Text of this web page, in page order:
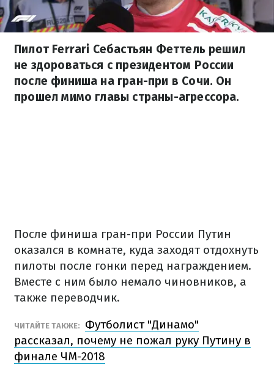
Пилот Ferrari Себастьян Феттель решил
не здороваться с президентом России
после финиша на гран-при в Сочи. Он
прошел мимо главы страны-агрессора.
После финиша гран-при России Путин
оказался в комнате, куда заходят отдохнуть
пилоты после гонки перед награждением.
Вместе с ним было немало чиновников, а
также переводчик.
ЧИТАЙТЕ ТАКЖЕ:
Футболист "Динамо"
рассказал, почему не пожал руку Путину в
финале ЧМ-2018